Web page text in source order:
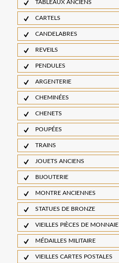
TABLEAUX ANCIENS
CARTELS
CANDELABRES
REVEILS
PENDULES
ARGENTERIE
CHEMINÉES
CHENETS
POUPÉES
TRAINS
JOUETS ANCIENS
BIJOUTERIE
MONTRE ANCIENNES
STATUES DE BRONZE
VIEILLES PIÈCES DE MONNAIE
MÉDAILLES MILITAIRE
VIEILLES CARTES POSTALES